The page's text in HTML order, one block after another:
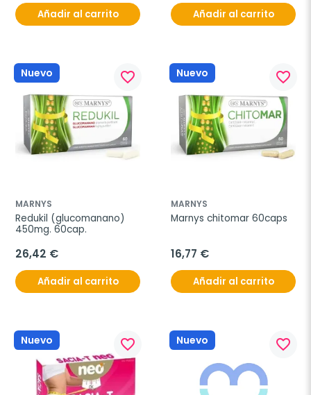
Añadir al carrito Añadir al carrito
Nuevo favorite_border
MARNYS
Redukil (glucomanano)
450mg. 60cap.
26,42 €
Añadir al carrito
Nuevo favorite_border
MARNYS
Marnys chitomar 60caps
16,77 €
Añadir al carrito
Nuevo favorite_border Nuevo favorite_border